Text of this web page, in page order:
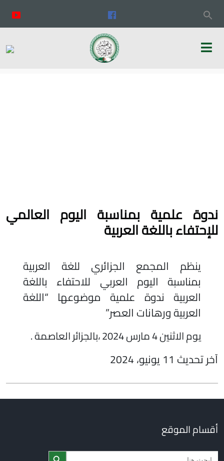
ندوة علمية بمناسبة اليوم العالمي
للإحتفاء باللغة العربية
ينظم المجمع الجزائري للغة العربية
بمناسبة اليوم العربي للاحتفاء باللغة
العربية ندوة علمية موضوعها “اللغة
العربية ورهانات العصر”
يوم الاثنين 4 مارس 2024 ،بالجزائر العاصمة .
آخر تحديث 11 يونيو، 2024
أقسام الموقع
Search
Search Button